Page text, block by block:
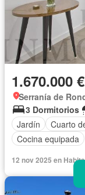
1.670.000 €
Serranía de
3 Dormitorios
Jardín
Cuarto
Cocina equipada
12 nov 2025 en